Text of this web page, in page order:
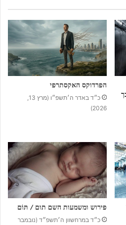
הפרדוקס האקסתרפי
כ״ד באדר ה׳תשפ״ו (מרץ 13,
2026)
פירוש ומשמעות השם תום / תּוֹם
כ״ד במרחשוון ה׳תשפ״ד (נובמבר